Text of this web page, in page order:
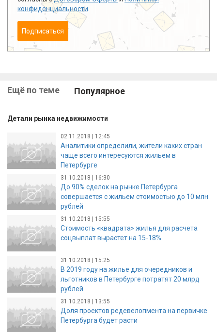
конфиденциальности
Подписаться
Ещё по теме Популярное
Детали рынка недвижимости
02.11.2018 | 12:45
Аналитики определили, жители каких стран
чаще всего интересуются жильем в
Петербурге
31.10.2018 | 16:30
До 90% сделок на рынке Петербурга
совершается с жильем стоимостью до 10 млн
рублей
31.10.2018 | 15:55
Стоимость «квадрата» жилья для расчета
соцвыплат вырастет на 15-18%
31.10.2018 | 15:25
В 2019 году на жилье для очередников и
льготников в Петербурге потратят 20 млрд
рублей
31.10.2018 | 13:55
Доля проектов редевелопмента на первичке
Петербурга будет расти